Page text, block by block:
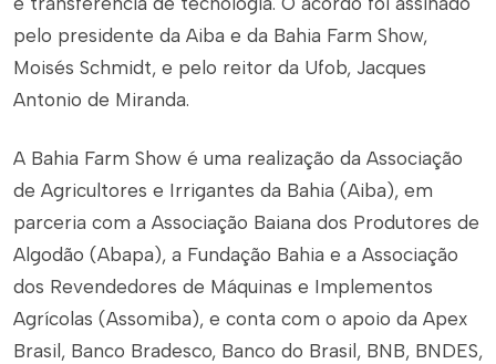
pelo presidente da Aiba e da Bahia Farm Show,
Moisés Schmidt, e pelo reitor da Ufob, Jacques
Antonio de Miranda.
A Bahia Farm Show é uma realização da Associação
de Agricultores e Irrigantes da Bahia (Aiba), em
parceria com a Associação Baiana dos Produtores de
Algodão (Abapa), a Fundação Bahia e a Associação
dos Revendedores de Máquinas e Implementos
Agrícolas (Assomiba), e conta com o apoio da Apex
Brasil, Banco Bradesco, Banco do Brasil, BNB, BNDES,